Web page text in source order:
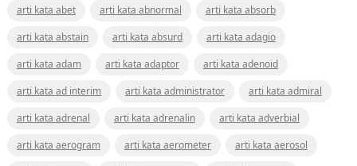
arti kata abet
arti kata abnormal
arti kata absorb
arti kata abstain
arti kata absurd
arti kata adagio
arti kata adam
arti kata adaptor
arti kata adenoid
arti kata ad interim
arti kata administrator
arti kata admiral
arti kata adrenal
arti kata adrenalin
arti kata adverbial
arti kata aerogram
arti kata aerometer
arti kata aerosol